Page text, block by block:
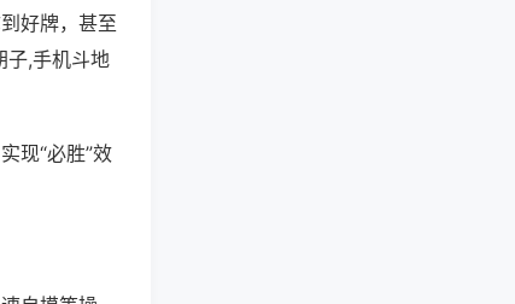
好牌，甚至
子,手机斗地
现“必胜”效